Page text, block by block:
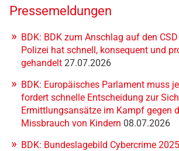
Pressemeldungen
BDK: BDK zum Anschlag auf den
Polizei hat schnell, konsequent und
gehandelt 27.07.2026
BDK: Europäisches Parlament muss
fordert schnelle Entscheidung zur
Ermittlungsansätze im Kampf gegen
Missbrauch von Kindern 08.07.2026
BDK: Bundeslagebild Cybercrime